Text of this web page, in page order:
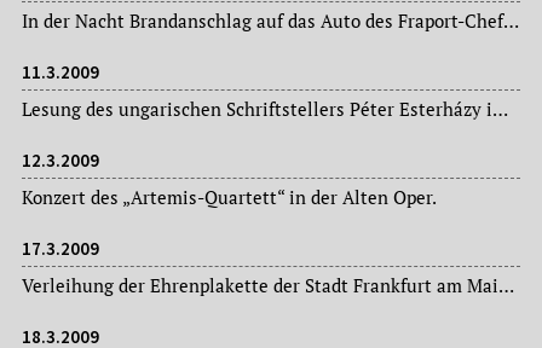
In der Nacht Brandanschlag auf das Auto des Fraport-Chefplaners in Roßdorf bei Darmstadt.
11.3.2009
Lesung des ungarischen Schriftstellers Péter Esterházy im Literaturhaus Frankfurt.
12.3.2009
Konzert des „Artemis-Quartett“ in der Alten Oper.
17.3.2009
Verleihung der Ehrenplakette der Stadt Frankfurt am Main im Römer an den Bankmanager und Präsidenten der Industrie- und Handelskammer Frankfurt am Main (2007-2009), Hans-Joachim Tonnellier.
18.3.2009